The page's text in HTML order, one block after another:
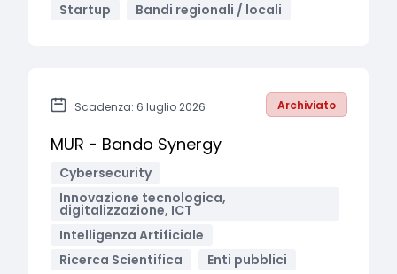
Startup
Bandi regionali / locali
Scadenza: 6 luglio 2026 Archiviato
MUR - Bando Synergy
Cybersecurity
Innovazione tecnologica,
digitalizzazione, ICT
Intelligenza Artificiale
Ricerca Scientifica
Enti pubblici